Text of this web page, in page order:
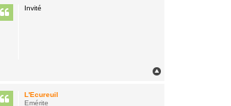
Invité
L'Ecureuil
Emérite